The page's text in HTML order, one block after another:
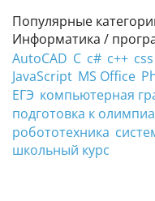
Популярные
Информатика /
AutoCAD C c# c++ css
JavaScript MS Office
ЕГЭ компьютерная
подготовка к
робототехника
школьный курс